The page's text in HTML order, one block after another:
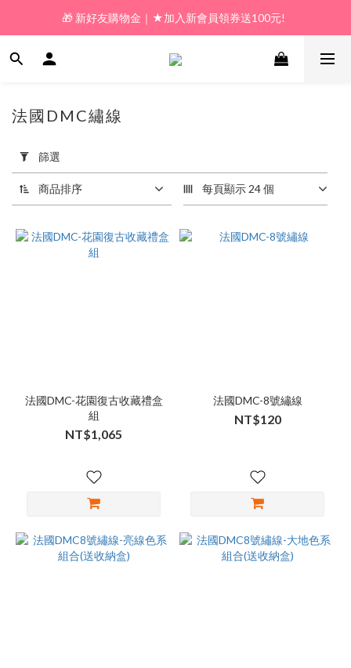
🎁 新好友購物金｜★加入新會員領券送100元!
🎁 新好友購物金｜★加入新會員領券送100元!
🎁 𝗟𝗶𝗻𝗲好友限定｜★新加好友送100元折價券!
套
篩
選
(0/20)
價格
法國DMC繡線
篩選
商品排序 每頁顯示 24 個
法國DMC-花園復古收藏禮盒
組
NT$1,065
法國DMC-8號繡線
NT$120